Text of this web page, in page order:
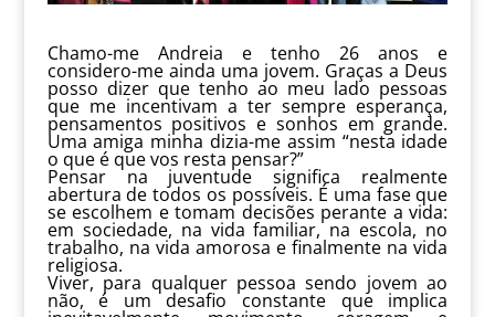
Chamo-me Andreia e tenho 26 anos e
considero-me ainda uma jovem. Graças a Deus
posso dizer que tenho ao meu lado pessoas
que me incentivam a ter sempre esperança,
pensamentos positivos e sonhos em grande.
Uma amiga minha dizia-me assim “nesta idade
o que é que vos resta pensar?”
Pensar na juventude significa realmente
abertura de todos os possíveis. É uma fase que
se escolhem e tomam decisões perante a vida:
em sociedade, na vida familiar, na escola, no
trabalho, na vida amorosa e finalmente na vida
religiosa.
Viver, para qualquer pessoa sendo jovem ao
não, é um desafio constante que implica